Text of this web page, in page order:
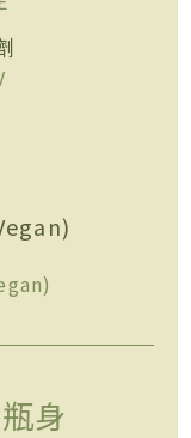
身